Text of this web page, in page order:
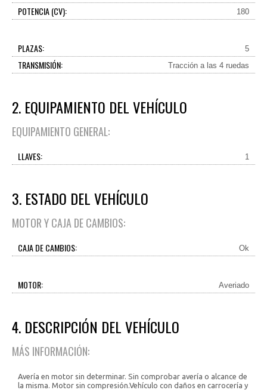
POTENCIA (CV): 180
PLAZAS: 5
TRANSMISIÓN: Tracción a las 4 ruedas
2. EQUIPAMIENTO DEL VEHÍCULO
EQUIPAMIENTO GENERAL:
LLAVES: 1
3. ESTADO DEL VEHÍCULO
MOTOR Y CAJA DE CAMBIOS:
CAJA DE CAMBIOS: Ok
MOTOR: Averiado
4. DESCRIPCIÓN DEL VEHÍCULO
MÁS INFORMACIÓN:
Avería en motor sin determinar. Sin comprobar avería o alcance de
la misma. Motor sin compresión.Vehículo con daños en carrocería y